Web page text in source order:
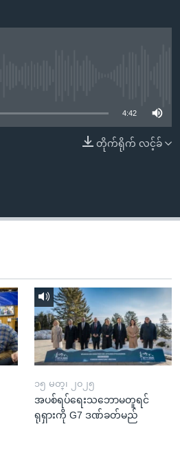
4:42
တိုက်ရိုက် လင့်ခ်
၁၅ မတ္၊ ၂၀၂၅
အပစ်ရပ်ရေးသဘောမတူရင်
ရုရှားကို G7 ဒဏ်ခတ်မည်